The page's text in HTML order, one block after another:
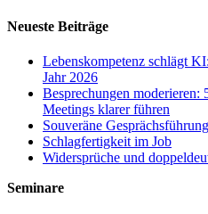
Neueste Beiträge
Lebenskompetenz schlägt
Jahr 2026
Besprechungen moderieren:
Meetings klarer führen
Souveräne
Schlagfertigkeit im Job
Widersprüche und
Seminare